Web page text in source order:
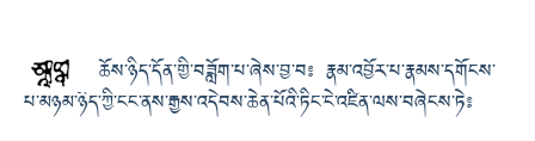
ཆོས་ཉིད་དོན་གྱི་བཟློག་པ་ཞེས་བྱ་བ༔ རྣམ་འབྱོར་པ་རྣམས་དགོངས་
པ་མཉམ་ཉིད་ཀྱི་ངང་ནས་རྒྱས་འདེབས་ཆེན་པོའི་ཏིང་ངེ་འཛིན་ལས་བཞེངས་ཏེ༔